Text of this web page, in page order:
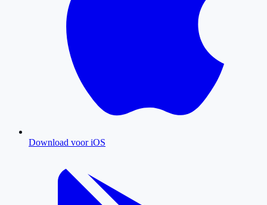
Download voor iOS